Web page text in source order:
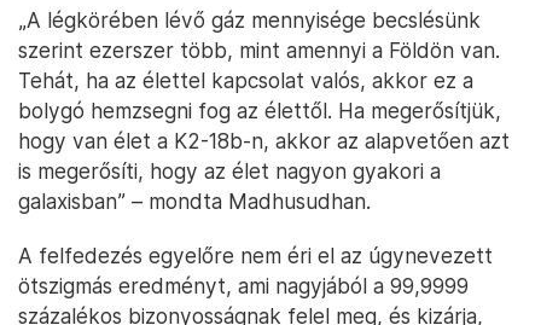
„A légkörében lévő gáz mennyisége becslésünk
szerint ezerszer több, mint amennyi a Földön van.
Tehát, ha az élettel kapcsolat valós, akkor ez a
bolygó hemzsegni fog az élettől. Ha megerősítjük,
hogy van élet a K2-18b-n, akkor az alapvetően azt
is megerősíti, hogy az élet nagyon gyakori a
galaxisban” – mondta Madhusudhan.
A felfedezés egyelőre nem éri el az úgynevezett
ötszigmás eredményt, ami nagyjából a 99,9999
százalékos bizonyosságnak felel meg, és kizárja,